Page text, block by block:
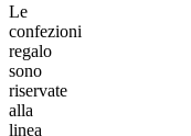
Le
confezioni
regalo
sono
riservate
alla
linea